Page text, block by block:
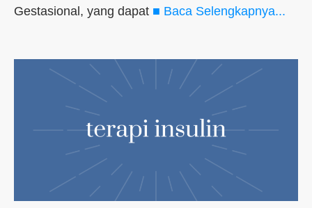
Gestasional, yang dapat ■ Baca Selengkapnya...